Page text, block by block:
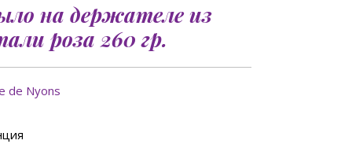
на держателе из
роза 260 гр.
de Nyons